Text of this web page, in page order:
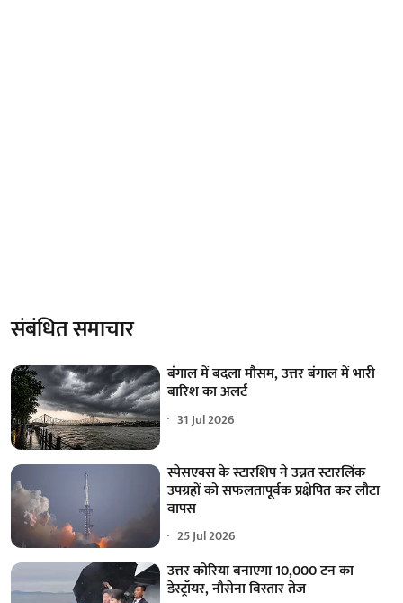
संबंधित समाचार
बंगाल में बदला मौसम, उत्तर बंगाल में भारी
बारिश का अलर्ट
31 Jul 2026
स्पेसएक्स के स्टारशिप ने उन्नत स्टारलिंक
उपग्रहों को सफलतापूर्वक प्रक्षेपित कर लौटा
वापस
25 Jul 2026
उत्तर कोरिया बनाएगा 10,000 टन का
डेस्ट्रॉयर, नौसेना विस्तार तेज